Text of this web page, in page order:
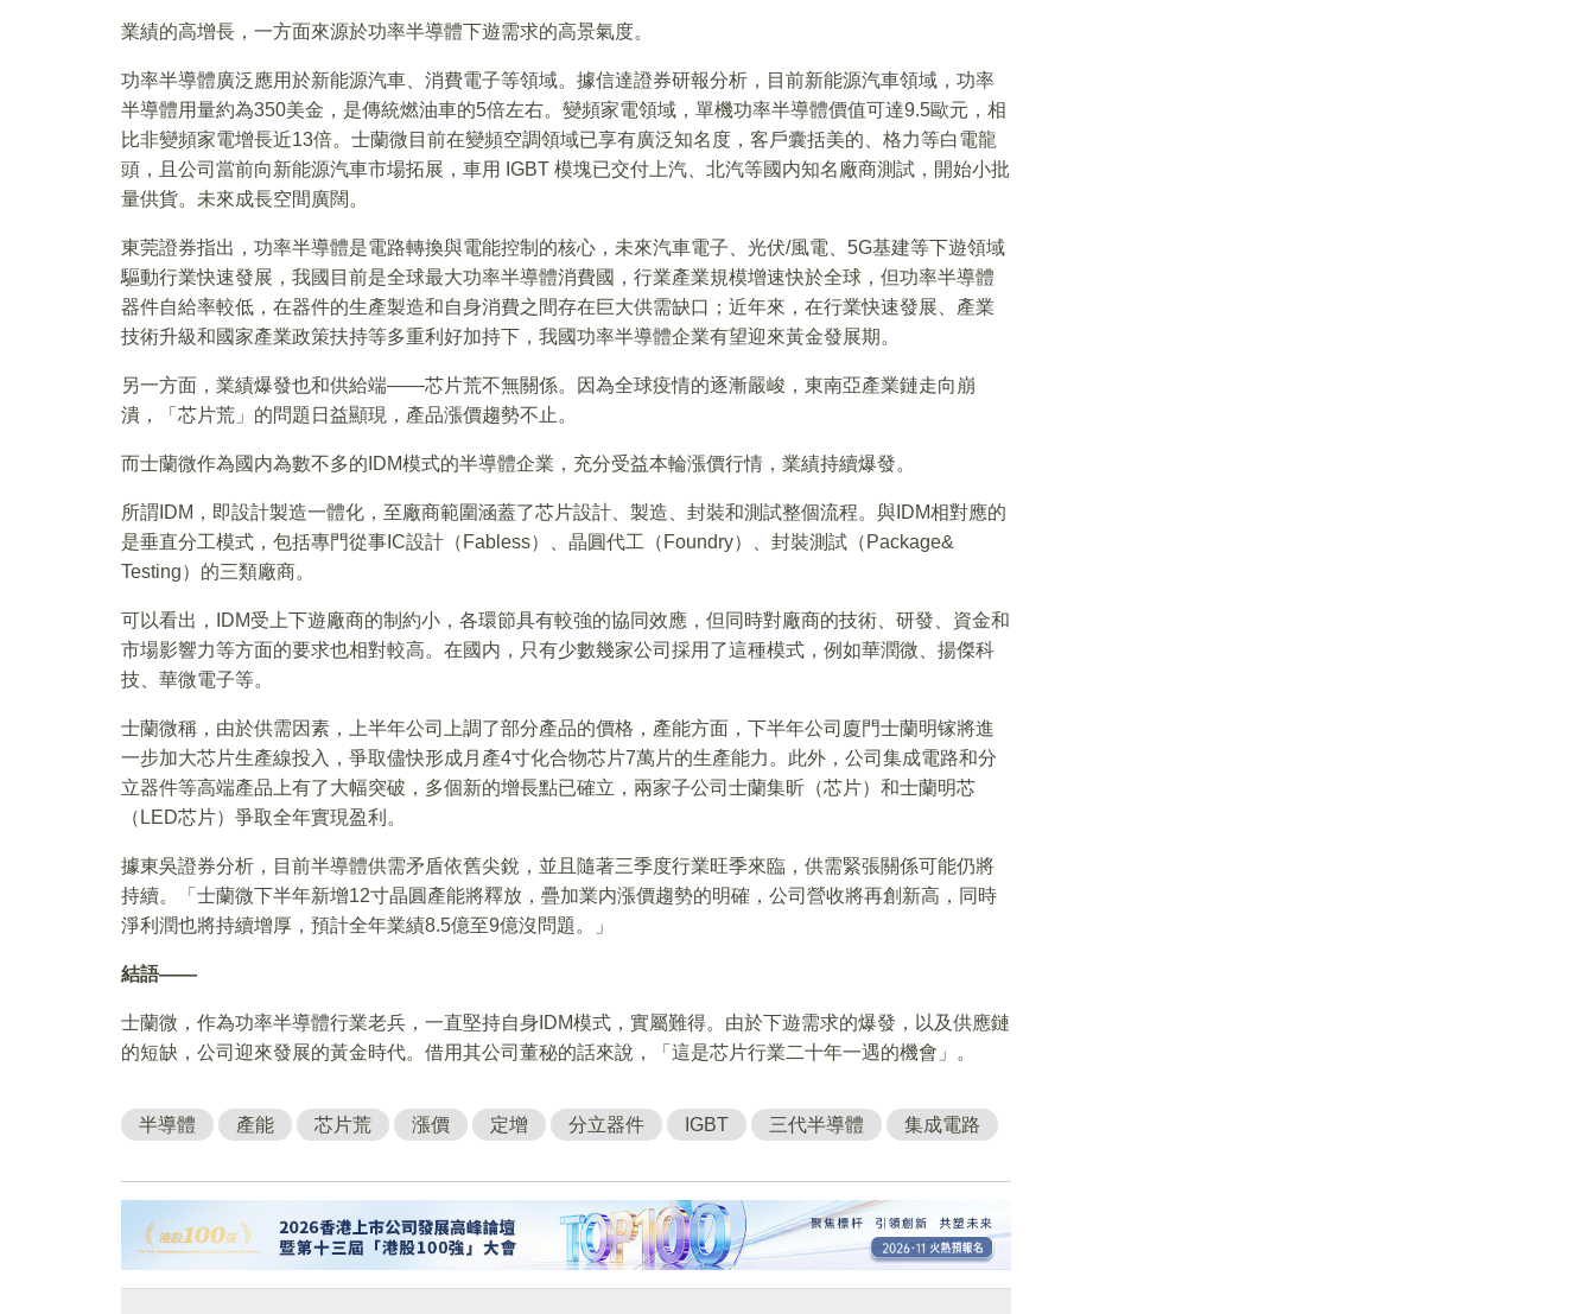
業績的高增長，一方面來源於功率半導體下遊需求的高景氣度。
功率半導體廣泛應用於新能源汽車、消費電子等領域。據信達證券研報分析，目前新能源汽車領域，功率
半導體用量約為350美金，是傳統燃油車的5倍左右。變頻家電領域，單機功率半導體價值可達9.5歐元，相
比非變頻家電增長近13倍。士蘭微目前在變頻空調領域已享有廣泛知名度，客戶囊括美的、格力等白電龍
頭，且公司當前向新能源汽車市場拓展，車用 IGBT 模塊已交付上汽、北汽等國内知名廠商測試，開始小批
量供貨。未來成長空間廣闊。
東莞證券指出，功率半導體是電路轉換與電能控制的核心，未來汽車電子、光伏/風電、5G基建等下遊領域
驅動行業快速發展，我國目前是全球最大功率半導體消費國，行業產業規模增速快於全球，但功率半導體
器件自給率較低，在器件的生產製造和自身消費之間存在巨大供需缺口；近年來，在行業快速發展、產業
技術升級和國家產業政策扶持等多重利好加持下，我國功率半導體企業有望迎來黃金發展期。
另一方面，業績爆發也和供給端——芯片荒不無關係。因為全球疫情的逐漸嚴峻，東南亞產業鏈走向崩
潰，「芯片荒」的問題日益顯現，產品漲價趨勢不止。
而士蘭微作為國内為數不多的IDM模式的半導體企業，充分受益本輪漲價行情，業績持續爆發。
所謂IDM，即設計製造一體化，至廠商範圍涵蓋了芯片設計、製造、封裝和測試整個流程。與IDM相對應的
是垂直分工模式，包括專門從事IC設計（Fabless）、晶圓代工（Foundry）、封裝測試（Package&
Testing）的三類廠商。
可以看出，IDM受上下遊廠商的制約小，各環節具有較強的協同效應，但同時對廠商的技術、研發、資金和
市場影響力等方面的要求也相對較高。在國内，只有少數幾家公司採用了這種模式，例如華潤微、揚傑科
技、華微電子等。
士蘭微稱，由於供需因素，上半年公司上調了部分產品的價格，產能方面，下半年公司廈門士蘭明镓將進
一步加大芯片生產線投入，爭取儘快形成月產4寸化合物芯片7萬片的生產能力。此外，公司集成電路和分
立器件等高端產品上有了大幅突破，多個新的增長點已確立，兩家子公司士蘭集昕（芯片）和士蘭明芯
（LED芯片）爭取全年實現盈利。
據東吳證券分析，目前半導體供需矛盾依舊尖銳，並且隨著三季度行業旺季來臨，供需緊張關係可能仍將
持續。「士蘭微下半年新增12寸晶圓產能將釋放，疊加業内漲價趨勢的明確，公司營收將再創新高，同時
淨利潤也將持續增厚，預計全年業績8.5億至9億沒問題。」
結語——
士蘭微，作為功率半導體行業老兵，一直堅持自身IDM模式，實屬難得。由於下遊需求的爆發，以及供應鏈
的短缺，公司迎來發展的黃金時代。借用其公司董秘的話來說，「這是芯片行業二十年一遇的機會」。
半導體 產能 芯片荒 漲價 定增 分立器件 IGBT 三代半導體 集成電路